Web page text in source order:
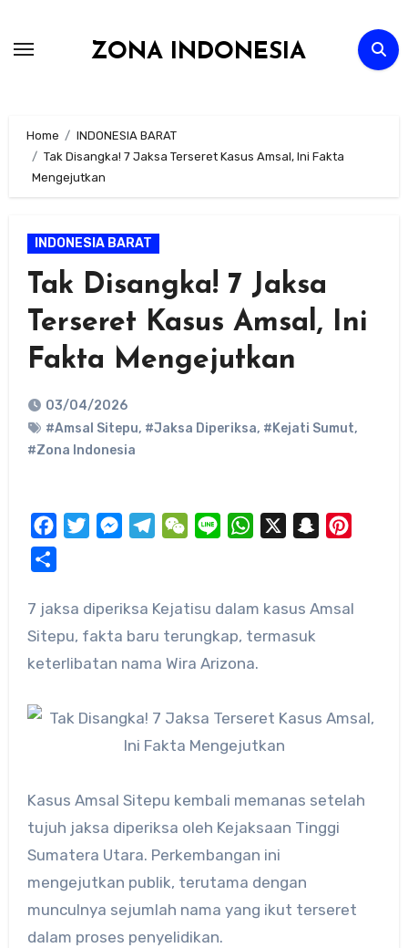
ZONA INDONESIA
Home
INDONESIA BARAT
Tak Disangka! 7 Jaksa Terseret Kasus Amsal, Ini Fakta
Mengejutkan
INDONESIA BARAT
Tak Disangka! 7 Jaksa
Terseret Kasus Amsal, Ini
Fakta Mengejutkan
03/04/2026
#Amsal Sitepu, #Jaksa Diperiksa, #Kejati Sumut,
#Zona Indonesia
FacebookTwitterMessengerTelegramWeChat
Line WhatsApp Snapchat
7 jaksa diperiksa Kejatisu dalam kasus Amsal
Sitepu, fakta baru terungkap, termasuk
keterlibatan nama Wira Arizona.
Kasus Amsal Sitepu kembali memanas setelah
tujuh jaksa diperiksa oleh Kejaksaan Tinggi
Sumatera Utara. Perkembangan ini
mengejutkan publik, terutama dengan
munculnya sejumlah nama yang ikut terseret
dalam proses penyelidikan.